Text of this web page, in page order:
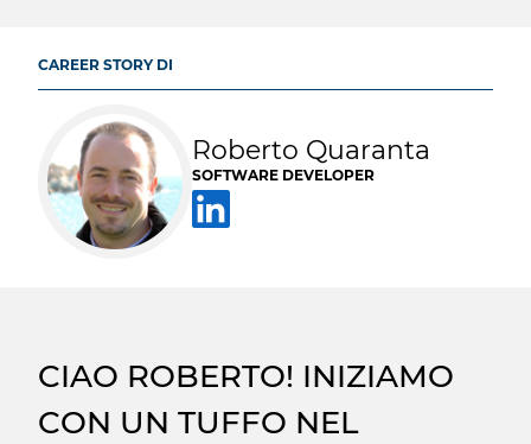
CAREER STORY DI
Roberto Quaranta
SOFTWARE DEVELOPER
CIAO ROBERTO! INIZIAMO
CON UN TUFFO NEL